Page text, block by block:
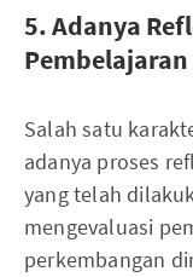
5. Adanya
Pembelajaran
Salah satu
adanya proses
yang telah
mengevaluasi
perkembangan